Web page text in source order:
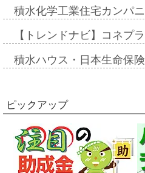
積水化学工業住宅カンパ
【トレンドナビ】コネプ
積水ハウス・日本生命保
ピックアップ